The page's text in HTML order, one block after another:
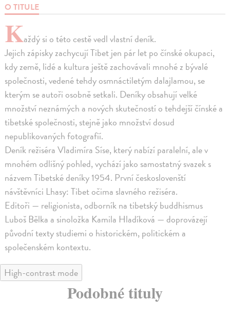
O TITULE
Každý si o této cestě vedl vlastní deník.
Jejich zápisky zachycují Tibet jen pár let po čínské okupaci,
kdy země, lidé a kultura ještě zachovávali mnohé z bývalé
společnosti, vedené tehdy osmnáctiletým dalajlamou, se
kterým se autoři osobně setkali. Deníky obsahují velké
množství neznámých a nových skutečností o tehdejší čínské a
tibetské společnosti, stejně jako množství dosud
nepublikovaných fotografií.
Deník režiséra Vladimíra Síse, který nabízí paralelní, ale v
mnohém odlišný pohled, vychází jako samostatný svazek s
názvem Tibetské deníky 1954. První českoslovenští
návštěvníci Lhasy: Tibet očima slavného režiséra.
Editoři — religionista, odborník na tibetský buddhismus
Luboš Bělka a sinoložka Kamila Hladíková — doprovázejí
původní texty studiemi o historickém, politickém a
společenském kontextu.
High-contrast mode
Podobné tituly